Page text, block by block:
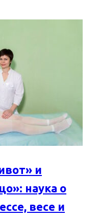
и
наука о
весе и